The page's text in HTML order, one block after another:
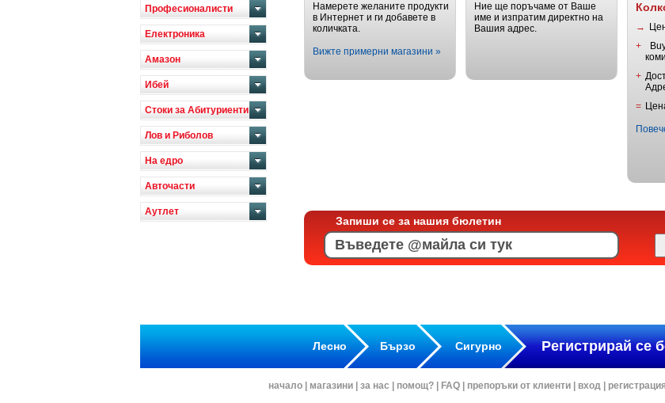
Професионалисти
Електроника
Амазон
Ибей
Стоки за Абитуриенти
Лов и Риболов
На едро
Авточасти
Аутлет
Намерете желаните продукти
в Интернет и ги добавете в
количката.
Вижте примерни магазини »
Ние ще поръчаме от Ваше
име и изпратим директно на
Вашия адрес.
→
+
+
=
Запиши се за нашия бюлетин
Лесно Бързо Сигурно Регистрирай се
начало магазини за нас помощ? FAQ препоръки от клиенти вход регистрация